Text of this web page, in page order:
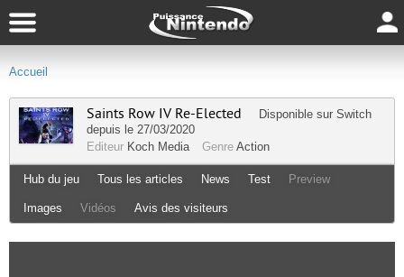
Accueil
Saints Row IV Re-Elected Disponible sur Switch
depuis le 27/03/2020
Editeur Koch Media Genre Action
Hub du jeu Tous les articles News Test Preview
Images Vidéos Avis des visiteurs